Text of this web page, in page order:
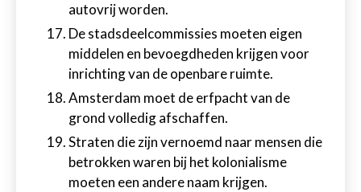
autovrij worden.
De stadsdeelcommissies moeten eigen
middelen en bevoegdheden krijgen voor
inrichting van de openbare ruimte.
Amsterdam moet de erfpacht van de
grond volledig afschaffen.
Straten die zijn vernoemd naar mensen die
betrokken waren bij het kolonialisme
moeten een andere naam krijgen.